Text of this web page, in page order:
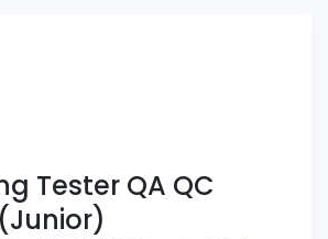
Tester QA QC